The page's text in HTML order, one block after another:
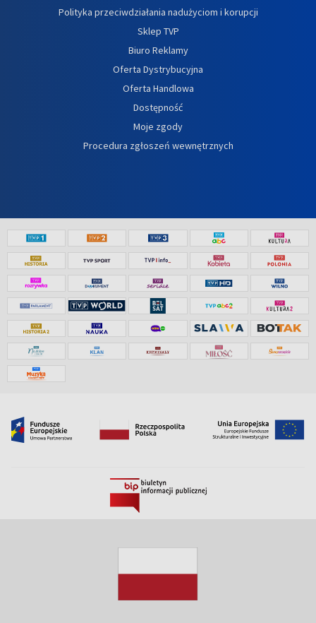
Polityka przeciwdziałania nadużyciom i korupcji
Sklep TVP
Biuro Reklamy
Oferta Dystrybucyjna
Oferta Handlowa
Dostępność
Moje zgody
Procedura zgłoszeń wewnętrznych